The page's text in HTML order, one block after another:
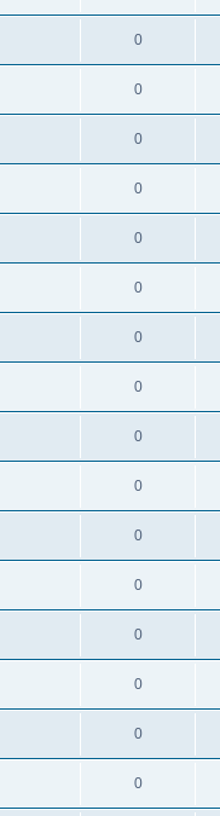
0
0
0
0
0
0
0
0
0
0
0
0
0
0
0
0